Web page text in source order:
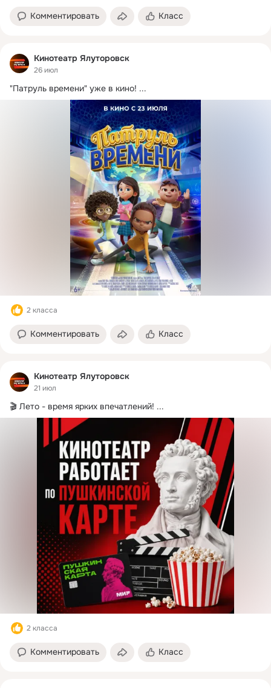
Комментировать Класс
Кинотеатр Ялуторовск
26 июл
"Патруль времени" уже в кино! ...
2 класса
Комментировать Класс
Кинотеатр Ялуторовск
21 июл
🎬 Лето - время ярких впечатлений! ...
2 класса
Комментировать Класс